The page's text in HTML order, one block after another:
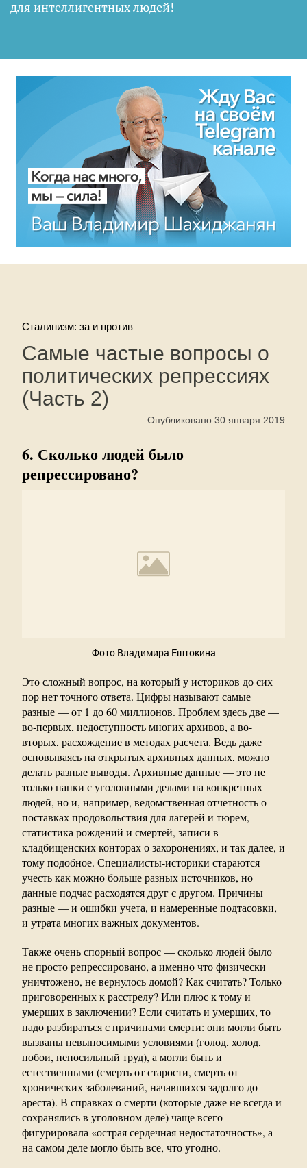
для интеллигентных людей!
Сталинизм: за и против
Самые частые вопросы о
политических репрессиях
(Часть 2)
Опубликовано 30 января 2019
6. Сколько людей было
репрессировано?
Фото Владимира Ештокина
Это сложный вопрос, на который у историков до сих
пор нет точного ответа. Цифры называют самые
разные — от 1 до 60 миллионов. Проблем здесь две —
во-первых, недоступность многих архивов, а во-
вторых, расхождение в методах расчета. Ведь даже
основываясь на открытых архивных данных, можно
делать разные выводы. Архивные данные — это не
только папки с уголовными делами на конкретных
людей, но и, например, ведомственная отчетность о
поставках продовольствия для лагерей и тюрем,
статистика рождений и смертей, записи в
кладбищенских конторах о захоронениях, и так далее, и
тому подобное. Специалисты-историки стараются
учесть как можно больше разных источников, но
данные подчас расходятся друг с другом. Причины
разные — и ошибки учета, и намеренные подтасовки,
и утрата многих важных документов.
Также очень спорный вопрос — сколько людей было
не просто репрессировано, а именно что физически
уничтожено, не вернулось домой? Как считать? Только
приговоренных к расстрелу? Или плюс к тому и
умерших в заключении? Если считать и умерших, то
надо разбираться с причинами смерти: они могли быть
вызваны невыносимыми условиями (голод, холод,
побои, непосильный труд), а могли быть и
естественными (смерть от старости, смерть от
хронических заболеваний, начавшихся задолго до
ареста). В справках о смерти (которые даже не всегда и
сохранялись в уголовном деле) чаще всего
фигурировала «острая сердечная недостаточность», а
на самом деле могло быть все, что угодно.